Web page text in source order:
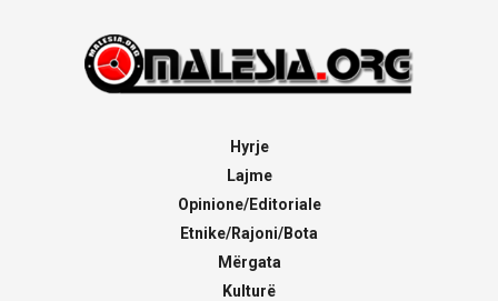
Hyrje
Lajme
Opinione/Editoriale
Etnike/Rajoni/Bota
Mërgata
Kulturë